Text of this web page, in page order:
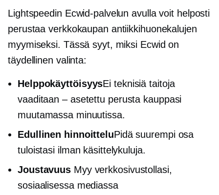
Lightspeedin Ecwid-palvelun avulla voit helposti
perustaa verkkokaupan antiikkihuonekalujen
myymiseksi. Tässä syyt, miksi Ecwid on
täydellinen valinta:
HelppokäyttöisyysEi teknisiä taitoja
vaaditaan – asetettu perusta kauppasi
muutamassa minuutissa.
Edullinen hinnoitteluPidä suurempi osa
tuloistasi ilman käsittelykuluja.
Joustavuus Myy verkkosivustollasi,
sosiaalisessa mediassa